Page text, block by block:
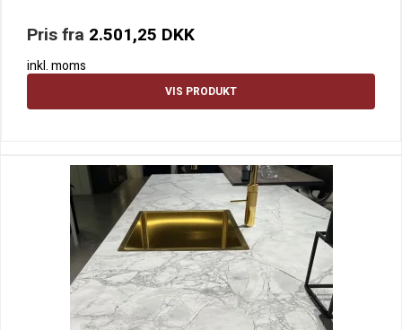
Pris fra 2.501,25 DKK
inkl. moms
VIS PRODUKT